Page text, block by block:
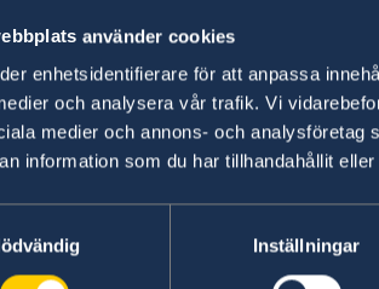
använder cookies
enhetsidentifierare för att anpassa
och analysera vår trafik. Vi
medier och annons- och
information som du har tillhandahållit
Inställningar
under 18 år
under 18 år
Pass
Här finns
dessutom
Läs mer